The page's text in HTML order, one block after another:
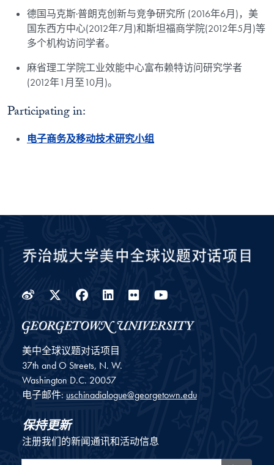
德国马克斯·普朗克创新与竞争研究所 (2016年6月)，美
国东西方中心(2012年7月)和斯坦福商学院(2012年5月)等
多个机构访问学者。
麻省理工学院工业效能中心富布赖特访问研究学者
(2012年1月至10月)。
Participating in:
电子商务及移动技术研究小组
WeiboTwitter
Facebook
LinkedIn
Flickr
美中全球议题对话项目
37th and O Streets, N. W.
Washington D.C. 20057
电子邮件: uschinadialogue@georgetown.edu
保持更新
注册我们的新闻通讯和活动信息